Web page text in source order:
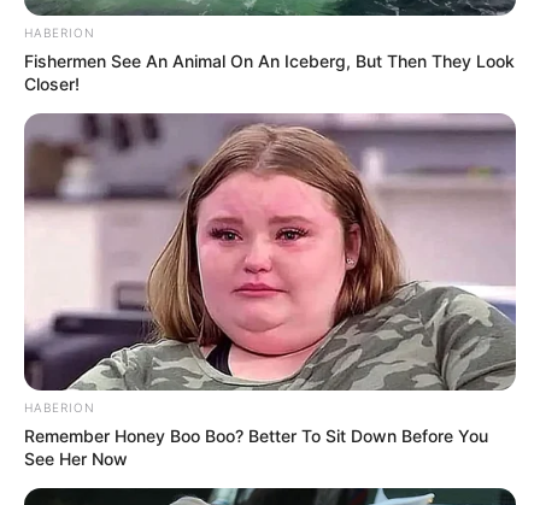
HABERION
Fishermen See An Animal On An Iceberg, But Then They Look
Closer!
HABERION
Remember Honey Boo Boo? Better To Sit Down Before You
See Her Now